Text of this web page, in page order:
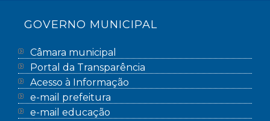
GOVERNO MUNICIPAL
Câmara municipal
Portal da Transparência
Acesso à Informação
e-mail prefeitura
e-mail educação